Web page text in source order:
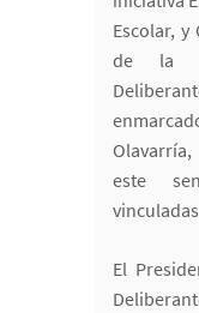
Escolar, y
de la
este
El